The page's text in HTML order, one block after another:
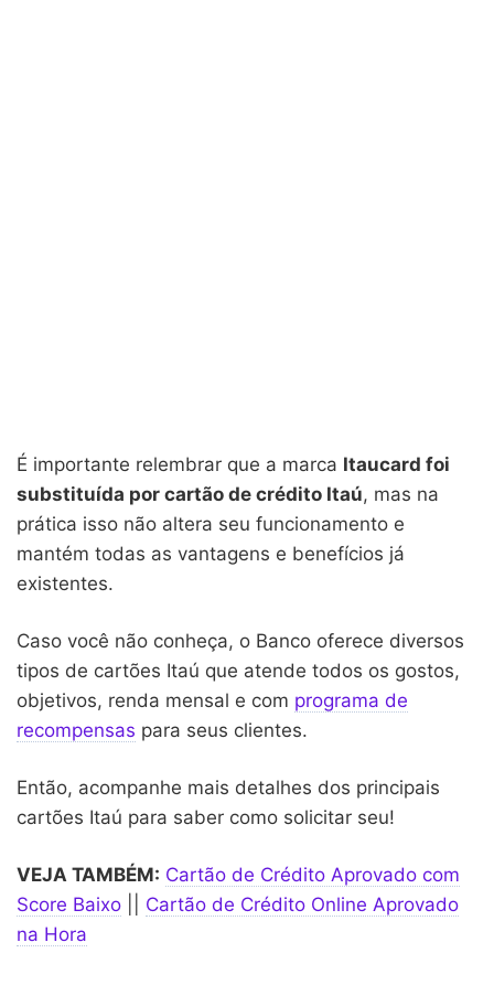
É importante relembrar que a marca Itaucard foi
substituída por cartão de crédito Itaú, mas na
prática isso não altera seu funcionamento e
mantém todas as vantagens e benefícios já
existentes.
Caso você não conheça, o Banco oferece diversos
tipos de cartões Itaú que atende todos os gostos,
objetivos, renda mensal e com programa de
recompensas para seus clientes.
Então, acompanhe mais detalhes dos principais
cartões Itaú para saber como solicitar seu!
VEJA TAMBÉM: Cartão de Crédito Aprovado com
Score Baixo
Cartão de Crédito Online Aprovado
na Hora